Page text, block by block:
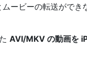
ービーの転送ができ
AVI/MKV の動画を